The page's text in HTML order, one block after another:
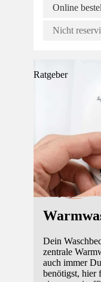
Online
Nicht
Ratgeber
Dein
zentrale
auch immer
benötigst, hier